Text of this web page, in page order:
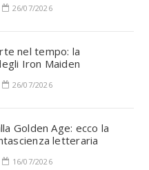
26/07/2026
nel tempo: la
Iron Maiden
26/07/2026
Golden Age: ecco la
letteraria
16/07/2026